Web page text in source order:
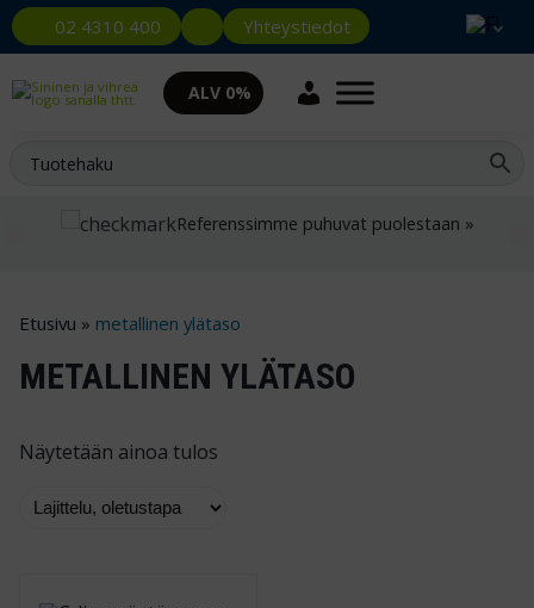
02 4310 400 Yhteystiedot
ALV 0%
Referenssimme puhuvat puolestaan »
Etusivu » metallinen ylätaso
METALLINEN YLÄTASO
Näytetään ainoa tulos